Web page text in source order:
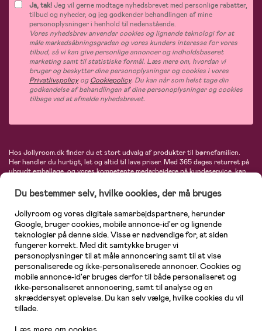
Ja, tak!Jeg vil gerne modtage nyhedsbrevet med personlige rabatter,
tilbud og nyheder, og jeg godkender behandlingen af mine
personoplysninger i henhold til nedenstående.
Vores nyhedsbrev anvender cookies og lignende teknologi for at
måle markedsåbningsgraden og vores kunders interesse for vores
tilbud, så vi kan give personlige annoncer og indholdsbaseret
marketing samt til statistiske formål. Læs mere om, hvordan vi
bruger og beskytter dine personoplysninger og cookies i vores
PrivatlivspolicyogCookiepolicy. Du kan når som helst tage din
godkendelse af behandlingen af dine personoplysninger og cookies
tilbage ved at afmelde nyhedsbrevet.
Hos Jollyroom.dk finder du et stort udvalg af produkter til børnefamilien.
Her handler du hurtigt, let og altid til lave priser. Med 365 dages returret på
ubrudt emballage, og vores kompetente medarbejdere på kundeservice, kan
barnevogne, autostole, børne- og babytøj, produkter til gravide og ammende
mødre, indretning og inspiration, legetøj, babyudstyr og meget mere. Vi
tilbyder produkter fra velkendte varemærker som Britax, Maxi-Cosi, Baby
Jogger, BabyBjörn, Didriksons, KidKraft, Ergobaby, Phillips Avent, Neonate,
Cybex, LEGO og mange flere. Kort sagt - et kæmpe sortiment venter på dig!
Du bestemmer selv, hvilke cookies, der må bruges
Jollyroom og vores digitale samarbejdspartnere, herunder
Google, bruger cookies, mobile annonce-id'er og lignende
teknologier på denne side. Visse er nødvendige for, at siden
fungerer korrekt. Med dit samtykke bruger vi
personoplysninger til at måle annoncering samt til at vise
personaliserede og ikke-personaliserede annoncer. Cookies og
mobile annonce-id'er bruges derfor til både personaliseret og
ikke-personaliseret annoncering, samt til analyse og en
skræddersyet oplevelse. Du kan selv vælge, hvilke cookies du vil
tillade.